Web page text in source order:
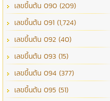
เลขขึ้นต้น 090 (209)
เลขขึ้นต้น 091 (1,724)
เลขขึ้นต้น 092 (40)
เลขขึ้นต้น 093 (15)
เลขขึ้นต้น 094 (377)
เลขขึ้นต้น 095 (51)